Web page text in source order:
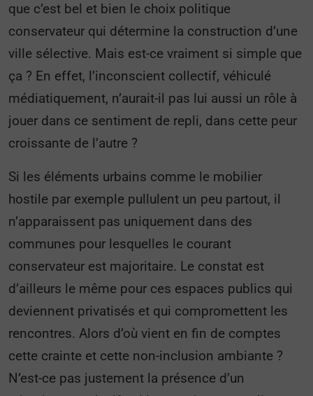
que c’est bel et bien le choix politique
conservateur qui détermine la construction d’une
ville sélective. Mais est-ce vraiment si simple que
ça ? En effet, l’inconscient collectif, véhiculé
médiatiquement, n’aurait-il pas lui aussi un rôle à
jouer dans ce sentiment de repli, dans cette peur
croissante de l’autre ?
Si les éléments urbains comme le mobilier
hostile par exemple pullulent un peu partout, il
n’apparaissent pas uniquement dans des
communes pour lesquelles le courant
conservateur est majoritaire. Le constat est
d’ailleurs le même pour ces espaces publics qui
deviennent privatisés et qui compromettent les
rencontres. Alors d’où vient en fin de comptes
cette crainte et cette non-inclusion ambiante ?
N’est-ce pas justement la présence d’un